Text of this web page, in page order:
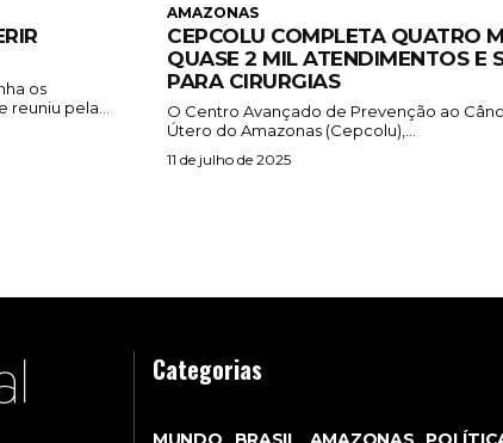
os
reuniu pela...
AMAZONAS
CEPCOLU COMPLETA QUATRO
QUASE 2 MIL ATENDIMENTOS E
PARA CIRURGIAS
O Centro Avançado de Prevenção ao
Útero do Amazonas (Cepcolu),...
11 de julho de 2025
Categorias